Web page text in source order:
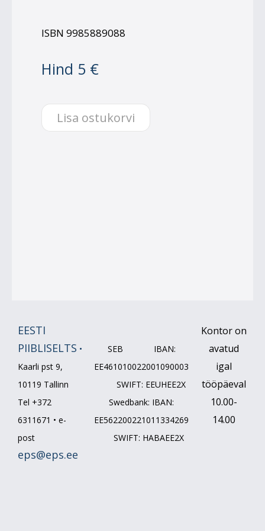
ISBN 9985889088
Hind 5 €
Lisa ostukorvi
EESTI
PIIBLISELTS •
Kaarli pst 9,
10119 Tallinn
Tel +372
6311671 • e-
post
eps@eps.ee
SEB IBAN:
EE461010022001090003
SWIFT: EEUHEE2X
Swedbank: IBAN:
EE562200221011334269
SWIFT: HABAEE2X
Kontor on
avatud
igal
tööpäeval
10.00-
14.00